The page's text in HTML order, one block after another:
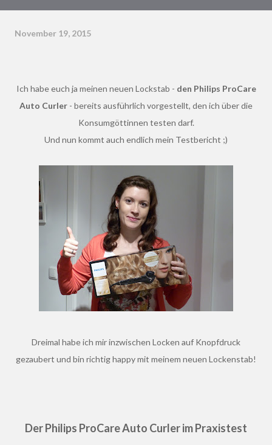
November 19, 2015
Ich habe euch ja meinen neuen Lockstab - den Philips ProCare
Auto Curler - bereits ausführlich vorgestellt, den ich über die
Konsumgöttinnen testen darf.
Und nun kommt auch endlich mein Testbericht ;)
Dreimal habe ich mir inzwischen Locken auf Knopfdruck
gezaubert und bin richtig happy mit meinem neuen Lockenstab!
Der Philips ProCare Auto Curler im Praxistest